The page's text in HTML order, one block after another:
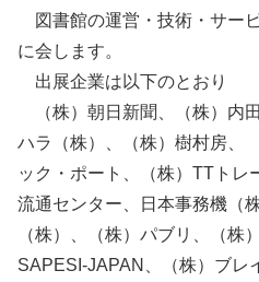
図書館の運営・技術・サー
に会します。
出展企業は以下のとおり
（株）朝日新聞、（株）内
ハラ（株）、（株）樹村房、
ック・ポート、（株）TTトレ
流通センター、日本事務機（
（株）、（株）パブリ、（株
SAPESI-JAPAN、（株）ブレ